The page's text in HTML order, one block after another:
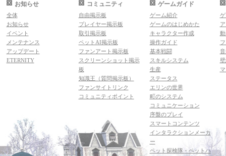
お知らせ
全体
お知らせ
イベント
メンテナンス
アップデート
ETERNITY
コミュニティ
自由掲示板
プレイヤー掲示板
取引掲示板
ペットAI掲示板
ファンアート掲示板
スクリーンショット掲示
板
知識王（質問掲示板）
ファンサイトリンク
コミュニティポイント
ゲームガイド
ゲーム紹介
ゲームのはじめかた
キャラクター作成
操作ガイド
基本戦闘
スキルシステム
生産
ステータス
エリンの世界
町のシステム
コミュニケーション
序盤のプレイ
スマートコンテンツ
インタラクションメーカ
ー
ペット探検隊・ペットハ